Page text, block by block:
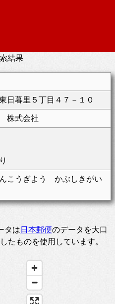
結果
日暮里５丁目４７－１０
株式会社
こうぎよう かぶしきがい
タは日本郵便のデータを大口
たものを使用しています。